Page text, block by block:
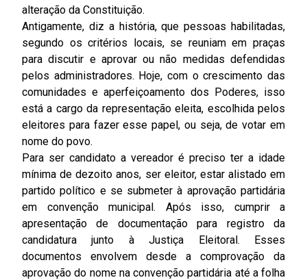
alteração da Constituição.
Antigamente, diz a história, que pessoas habilitadas,
segundo os critérios locais, se reuniam em praças
para discutir e aprovar ou não medidas defendidas
pelos administradores. Hoje, com o crescimento das
comunidades e aperfeiçoamento dos Poderes, isso
está a cargo da representação eleita, escolhida pelos
eleitores para fazer esse papel, ou seja, de votar em
nome do povo.
Para ser candidato a vereador é preciso ter a idade
mínima de dezoito anos, ser eleitor, estar alistado em
partido político e se submeter à aprovação partidária
em convenção municipal. Após isso, cumprir a
apresentação de documentação para registro da
candidatura junto à Justiça Eleitoral. Esses
documentos envolvem desde a comprovação da
aprovação do nome na convenção partidária até a folha